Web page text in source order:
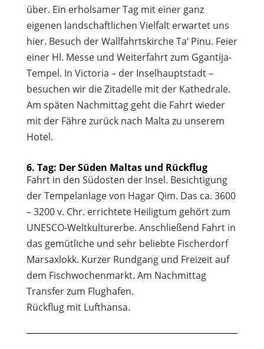
über. Ein erholsamer Tag mit einer ganz
eigenen landschaftlichen Vielfalt erwartet uns
hier. Besuch der Wallfahrtskirche Ta‘ Pinu. Feier
einer Hl. Messe und Weiterfahrt zum Ggantija-
Tempel. In Victoria – der Inselhauptstadt –
besuchen wir die Zitadelle mit der Kathedrale.
Am späten Nachmittag geht die Fahrt wieder
mit der Fähre zurück nach Malta zu unserem
Hotel.
6. Tag: Der Süden Maltas und Rückflug
Fahrt in den Südosten der Insel. Besichtigung
der Tempelanlage von Hagar Qim. Das ca. 3600
– 3200 v. Chr. errichtete Heiligtum gehört zum
UNESCO-Weltkulturerbe. Anschließend Fahrt in
das gemütliche und sehr beliebte Fischerdorf
Marsaxlokk. Kurzer Rundgang und Freizeit auf
dem Fischwochenmarkt. Am Nachmittag
Transfer zum Flughafen.
Rückflug mit Lufthansa.